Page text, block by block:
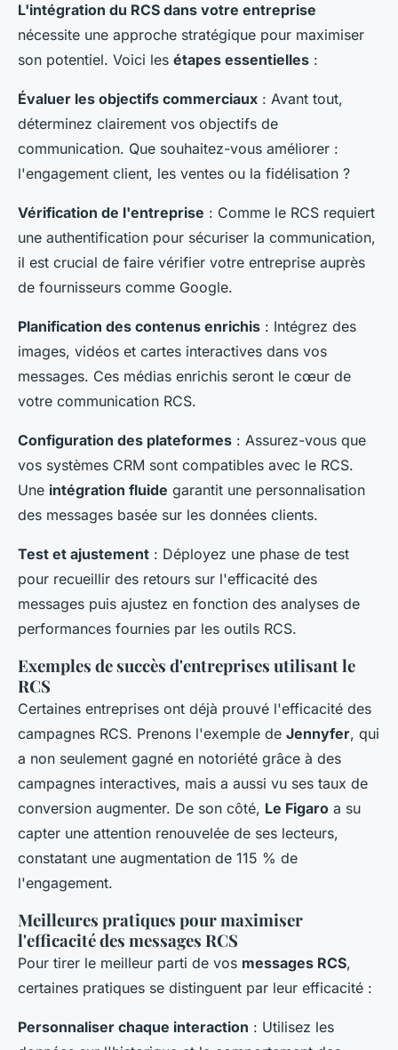
L'intégration du RCS dans votre entreprise
nécessite une approche stratégique pour maximiser
son potentiel. Voici les étapes essentielles :
Évaluer les objectifs commerciaux : Avant tout,
déterminez clairement vos objectifs de
communication. Que souhaitez-vous améliorer :
l'engagement client, les ventes ou la fidélisation ?
Vérification de l'entreprise : Comme le RCS requiert
une authentification pour sécuriser la communication,
il est crucial de faire vérifier votre entreprise auprès
de fournisseurs comme Google.
Planification des contenus enrichis : Intégrez des
images, vidéos et cartes interactives dans vos
messages. Ces médias enrichis seront le cœur de
votre communication RCS.
Configuration des plateformes : Assurez-vous que
vos systèmes CRM sont compatibles avec le RCS.
Une intégration fluide garantit une personnalisation
des messages basée sur les données clients.
Test et ajustement : Déployez une phase de test
pour recueillir des retours sur l'efficacité des
messages puis ajustez en fonction des analyses de
performances fournies par les outils RCS.
Exemples de succès d'entreprises utilisant le
RCS
Certaines entreprises ont déjà prouvé l'efficacité des
campagnes RCS. Prenons l'exemple de Jennyfer, qui
a non seulement gagné en notoriété grâce à des
campagnes interactives, mais a aussi vu ses taux de
conversion augmenter. De son côté, Le Figaro a su
capter une attention renouvelée de ses lecteurs,
constatant une augmentation de 115 % de
l'engagement.
Meilleures pratiques pour maximiser
l'efficacité des messages RCS
Pour tirer le meilleur parti de vos messages RCS,
certaines pratiques se distinguent par leur efficacité :
Personnaliser chaque interaction : Utilisez les